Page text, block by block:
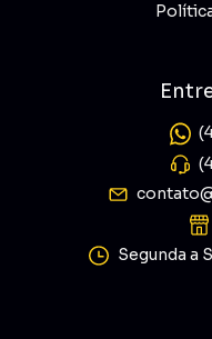
Segunda a